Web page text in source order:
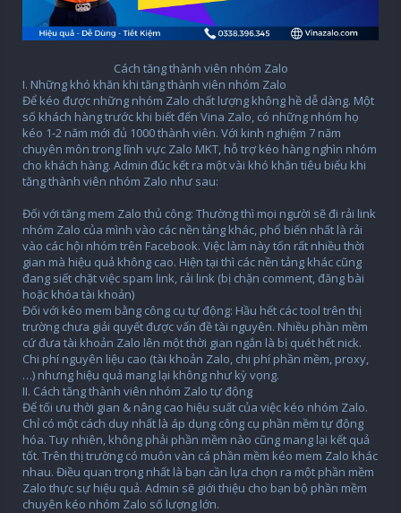
Cách tăng thành viên nhóm Zalo​
I. Những khó khăn khi tăng thành viên nhóm Zalo
Để kéo được những nhóm Zalo chất lượng không hề dễ dàng. Một
số khách hàng trước khi biết đến Vina Zalo, có những nhóm họ
kéo 1-2 năm mới đủ 1000 thành viên. Với kinh nghiệm 7 năm
chuyên môn trong lĩnh vực Zalo MKT, hỗ trợ kéo hàng nghìn nhóm
cho khách hàng. Admin đúc kết ra một vài khó khăn tiêu biểu khi
tăng thành viên nhóm Zalo như sau:
Đối với tăng mem Zalo thủ công: Thường thì mọi người sẽ đi rải link
nhóm Zalo của mình vào các nền tảng khác, phổ biến nhất là rải
vào các hội nhóm trên Facebook. Việc làm này tốn rất nhiều thời
gian mà hiệu quả không cao. Hiện tại thì các nền tảng khác cũng
đang siết chặt việc spam link, rải link (bị chặn comment, đăng bài
hoặc khóa tài khoản)
Đối với kéo mem bằng công cụ tự động: Hầu hết các tool trên thị
trường chưa giải quyết được vấn đề tài nguyên. Nhiều phần mềm
cứ đưa tài khoản Zalo lên một thời gian ngắn là bị quét hết nick.
Chi phí nguyên liệu cao (tài khoản Zalo, chi phí phần mềm, proxy,
…) nhưng hiệu quả mang lại không như kỳ vọng.
II. Cách tăng thành viên nhóm Zalo tự động
Để tối ưu thời gian & nâng cao hiệu suất của việc kéo nhóm Zalo.
Chỉ có một cách duy nhất là áp dụng công cụ phần mềm tự động
hóa. Tuy nhiên, không phải phần mềm nào cũng mang lại kết quả
tốt. Trên thị trường có muôn vàn cá phần mềm kéo mem Zalo khác
nhau. Điều quan trọng nhất là bạn cần lựa chọn ra một phần mềm
Zalo thực sự hiệu quả. Admin sẽ giới thiệu cho bạn bộ phần mềm
chuyên kéo nhóm Zalo số lượng lớn.